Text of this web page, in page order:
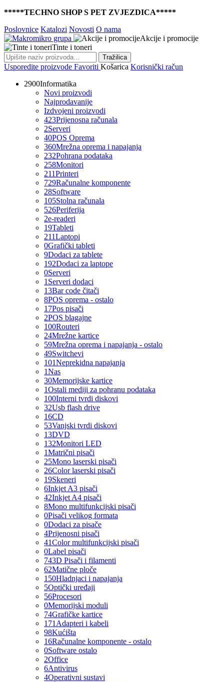
*****TECHNO SHOP S PET ZVJEZDICA*****
Poslovnice Katalozi Novosti O nama
Akcije i promocije
Tinte i toneri
Tražilica
Usporedite proizvode Favoriti Košarica Korisnički račun
2900Informatika
Novi proizvodi
Najprodavanije
Izdvojeni proizvodi
423Prijenosna računala
2Serveri
40POS Oprema
360Mrežna oprema i napajanja
232Pohrana podataka
258Monitori
211Printeri
729Računalne komponente
28Software
105Stolna računala
526Periferija
2e-readeri
19Tableti
211Laptopi
0Grafički tableti
9Dodaci za tablete
192Dodaci za laptope
0Serveri
1 Serveri dodaci
13Bar code čitači
8POS oprema - ostalo
17Pos pisači
2POS blagajne
100Routeri
24Mrežne kartice
59Mrežna oprema i napajanja - ostalo
49Switchevi
101Neprekidna napajanja
1Nas
30Memorijske kartice
1Ostali mediji za pohranu podataka
100Interni tvrdi diskovi
32Usb flash drive
16CD
53Vanjski tvrdi diskovi
13DVD
132Monitori LED
1Matrični pisači
25Mono laserski pisači
26Color laserski pisači
19Skeneri
6Inkjet A3 pisači
42Inkjet A4 pisači
8Mono multifunkcijski pisači
0Pisači velikog formata
0Dodaci za pisače
4Prijenosni pisači
41Color multifunkcijski pisači
0Label pisači
743D Pisači i filamenti
62Matične ploče
150Hladnjaci i napajanja
5Optički uređaji
56Procesori
0Memorijski moduli
74Grafičke kartice
171 Adapteri i kabeli
98Kućišta
16Računalne komponente - ostalo
0Software ostalo
2Office
6Antivirus
4Operativni sustavi